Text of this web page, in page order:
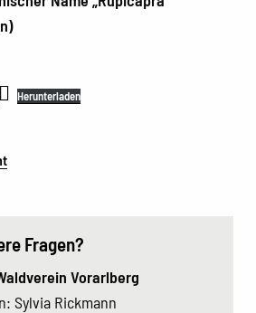
Herunterladen
Fragen?
Vorarlberg
Sylvia Rickmann